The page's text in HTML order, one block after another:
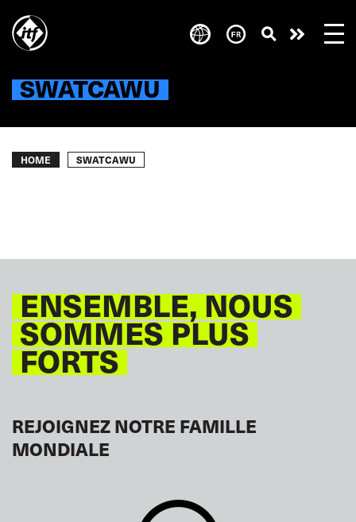
main
SWATCAWU
Take
Breadcrumb
HOME SWATCAWU
ENSEMBLE, NOUS
SOMMES PLUS
FORTS
REJOIGNEZ NOTRE FAMILLE
MONDIALE